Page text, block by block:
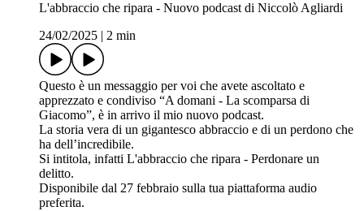
L'abbraccio che ripara - Nuovo podcast di Niccolò Agliardi
24/02/2025
2 min
Questo è un messaggio per voi che avete ascoltato e
apprezzato e condiviso “A domani - La scomparsa di
Giacomo”, è in arrivo il mio nuovo podcast.
La storia vera di un gigantesco abbraccio e di un perdono che
ha dell’incredibile.
Si intitola, infatti L'abbraccio che ripara - Perdonare un
delitto.
Disponibile dal 27 febbraio sulla tua piattaforma audio
preferita.